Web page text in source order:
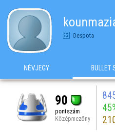
Despota
NÉVJEGY BULLET
90
pontszám
Középmezőny